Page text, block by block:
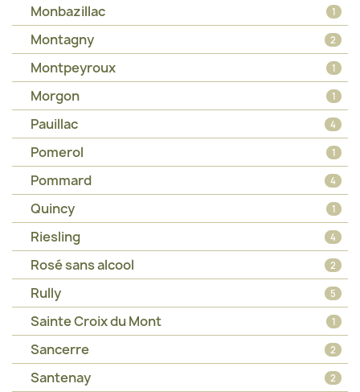
Monbazillac 1
Montagny 2
Montpeyroux 1
Morgon 1
Pauillac 4
Pomerol 1
Pommard 4
Quincy 1
Riesling 4
Rosé sans alcool 2
Rully 5
Sainte Croix du Mont 1
Sancerre 2
Santenay 2